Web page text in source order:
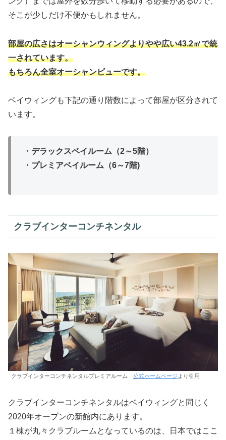
そこが少しだけ不便かもしれません。
部屋の広さはオーシャンウィングよりやや広い43.2㎡で統
一されています。
もちろん全室オーシャンビューです。
ベイウィングも下記の通り階数によって部屋が区分されて
います。
・デラックスベイルーム（2～5階）
・プレミアベイルーム（6～7階)
クラブインターコンチネンタル
クラブインターコンチネンタルプレミアルーム 公式ホームページ より引用
クラブインターコンチネンタルはベイウィングと同じく
2020年オープンの新館内にあります。
１棟が丸々クラブルームとなっているのは、日本ではここ